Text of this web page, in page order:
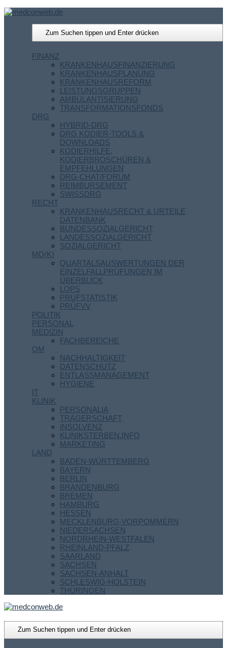
FINANZ
KRANKENHAUSFINANZIERUNG
KRANKENHAUSPLANUNG
KRANKENHAUSREFORM
LEISTUNGSGRUPPEN
AMBULANTISIERUNG
TRANSFORMATIONSFONDS
DRG
HYBRID-DRG
DRG KODIER-TOOLS &
DOWNLOADS
KODIERHILFE,
KODIERBROSCHÜREN &
EMPFEHLUNGEN
DRG-CHAT/FORUM
REIMBURSEMENT
SWISSDRG
RECHT
KRANKENHAUSRECHT & URTEILE
DATENBANK
BUNDESSOZIALGERICHT
LANDESSOZIALGERICHT
SOZIALGERICHT
MD(K)
QUARTALSAUSWERTUNGEN DER
EINZELFALLPRÜFUNGEN IM
ÜBERBLICK
LOPS
PRÜFSTATISTIK
PRÜFVV
POLITIK
PERSONAL
MEDIZIN
FACHBEREICHE
QM
NACHHALTIGKEIT
DATENSCHUTZ
ENTLASSMANAGEMENT
HYGIENE
IT
KLINIK
PERSONALIA
TRÄGERSCHAFT
INSOLVENZ
KLINIKSTERBEN.INFO
MARKETING
LAND
BADEN-WÜRTTEMBERG
BAYERN
BERLIN
BRANDENBURG
BREMEN
HAMBURG
HESSEN
MECKLENBURG-VORPOMMERN
NIEDERSACHSEN
NORDRHEIN-WESTFALEN
RHEINLAND-PFALZ
SAARLAND
SACHSEN
SACHSEN-ANHALT
SCHLESWIG-HOLSTEIN
THÜRINGEN